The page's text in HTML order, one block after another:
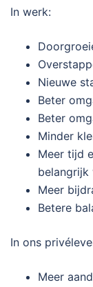
In werk:
Nieuwe
Beter
Beter
Minder
Meer tijd
belangrijk
Meer
Betere
In ons
Meer